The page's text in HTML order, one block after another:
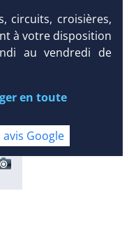
DEMANDE
D’INFORMATIONS
RÉSERVATION
: circuits, croisières,
à votre disposition
au vendredi de
en toute
avis Google